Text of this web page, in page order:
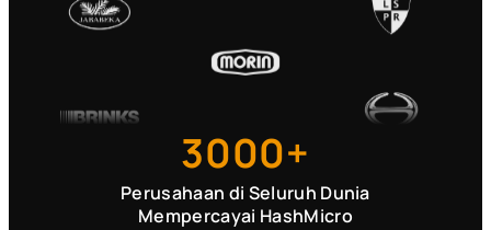
3000+
Perusahaan di Seluruh Dunia
Mempercayai HashMicro